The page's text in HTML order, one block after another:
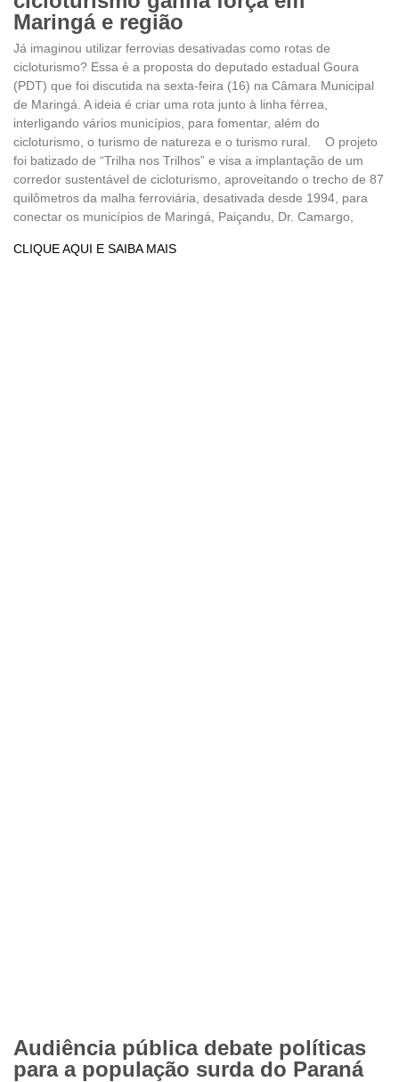
Maringá e região
Já imaginou utilizar ferrovias desativadas como rotas de
cicloturismo? Essa é a proposta do deputado estadual Goura
(PDT) que foi discutida na sexta-feira (16) na Câmara Municipal
de Maringá. A ideia é criar uma rota junto à linha férrea,
interligando vários municípios, para fomentar, além do
cicloturismo, o turismo de natureza e o turismo rural. O projeto
foi batizado de “Trilha nos Trilhos” e visa a implantação de um
corredor sustentável de cicloturismo, aproveitando o trecho de 87
quilômetros da malha ferroviária, desativada desde 1994, para
conectar os municípios de Maringá, Paiçandu, Dr. Camargo,
CLIQUE AQUI E SAIBA MAIS
Audiência pública debate políticas
para a população surda do Paraná